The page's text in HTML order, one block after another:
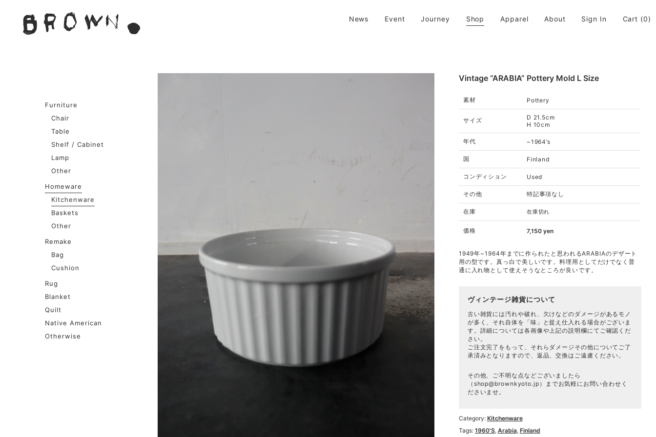
content
BROWN. | 京都 二条新町の生活雑貨店
News Event Journey Shop Apparel About Sign In Cart (0)
Furniture
Chair
Table
Shelf / Cabinet
Lamp
Other
Homeware
Kitchenware
Baskets
Other
Remake
Bag
Cushion
Rug
Blanket
Quilt
Native American
Otherwise
Vintage “ARABIA” Pottery Mold L Size
素材 Pottery
サイズ
D 21.5cm
H 10cm
年代 ~1964’s
国 Finland
コンディション Used
その他 特記事項なし
在庫 在庫切れ
価格 7,150 yen
1949年~1964年までに作られたと思われるARABIAのデザート
用の型です。真っ白で美しいです。料理用としてだけでなく普
通に入れ物として使えそうなところが良いです。
ヴィンテージ雑貨について
古い雑貨には汚れや破れ、欠けなどのダメージがあるモノ
が多く、それ自体を「味」と捉え仕入れる場合がございま
す。詳細については各画像や上記の説明欄にてご確認くだ
さい。
ご注文完了をもって、それらダメージその他についてご了
承済みとなりますので、返品、交換はご遠慮ください。
その他、ご不明な点などございましたら
（ shop@brownkyoto.jp ）までお気軽にお問い合わせく
ださいませ。
Category: Kitchenware
Tags: 1960's, Arabia, Finland